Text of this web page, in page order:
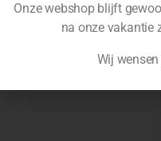
Onze webshop blijft
na onze vakantie
Wij